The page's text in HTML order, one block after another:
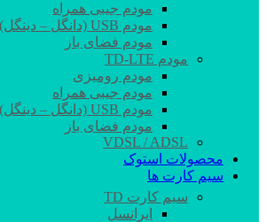
مودم جیبی همراه
مودم USB (دانگل – دینگل)
مودم فضای باز
مودم TD-LTE
مودم رومیزی
مودم جیبی همراه
مودم USB (دانگل – دینگل)
مودم فضای باز
VDSL / ADSL
محصولات استوک
سیم کارت ها
سیم کارت TD
ایرانسل